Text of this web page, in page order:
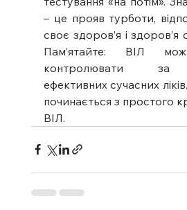
– це прояв турботи,
своє здоров’я і здоров’я
Пам’ятайте: ВІЛ
контролювати за
ефективних сучасних
починається з простого
ВІЛ.